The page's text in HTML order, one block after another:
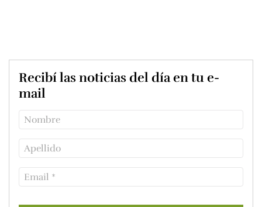
Recibí las noticias del día en tu e-
mail